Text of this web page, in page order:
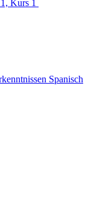
Kurs 1
Spanisch